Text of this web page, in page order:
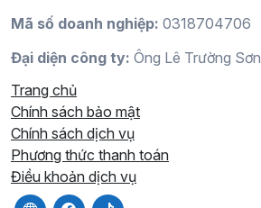
Mã số doanh nghiệp: 0318704706
Đại diện công ty: Ông Lê Trường Sơn
Trang chủ
Chính sách bảo mật
Chính sách dịch vụ
Phương thức thanh toán
Điều khoản dịch vụ